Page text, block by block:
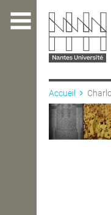
contenu
L'ÉCOLE
Accueil